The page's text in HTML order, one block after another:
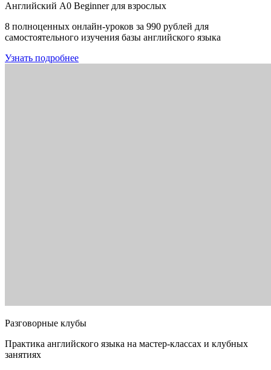
Английский A0 Beginner для взрослых
8 полноценных онлайн-уроков за 990 рублей для
самостоятельного изучения базы английского языка
Узнать подробнее
Разговорные клубы
Практика английского языка на мастер-классах и клубных
занятиях